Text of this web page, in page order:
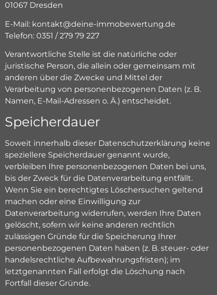
01067 Dresden
E-Mail: kontakt@deine-immobewertung.de
Telefon: 0351 / 279 79 227
Verantwortliche Stelle ist die natürliche oder
juristische Person, die allein oder gemeinsam mit
anderen über die Zwecke und Mittel der
Verarbeitung von personenbezogenen Daten (z. B.
Namen, E-Mail-Adressen o. Ä.) entscheidet.
Speicherdauer
Soweit innerhalb dieser Datenschutzerklärung keine
speziellere Speicherdauer genannt wurde,
verbleiben Ihre personenbezogenen Daten bei uns,
bis der Zweck für die Datenverarbeitung entfällt.
Wenn Sie ein berechtigtes Löschersuchen geltend
machen oder eine Einwilligung zur
Datenverarbeitung widerrufen, werden Ihre Daten
gelöscht, sofern wir keine anderen rechtlich
zulässigen Gründe für die Speicherung Ihrer
personenbezogenen Daten haben (z. B. steuer- oder
handelsrechtliche Aufbewahrungsfristen); im
letztgenannten Fall erfolgt die Löschung nach
Fortfall dieser Gründe.